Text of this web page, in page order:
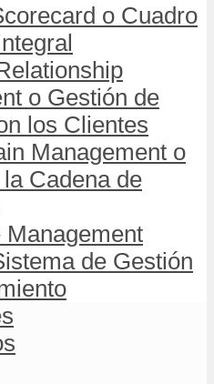
o Cuadro
o Gestión de
los Clientes
Management o
Cadena de
Management
de Gestión